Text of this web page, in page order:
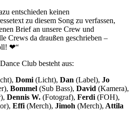
entschieden keinen
zu diesem Song zu verfassen,
Brief an unsere Crew und
Crews da draußen geschrieben –
❤“
Club besteht aus:
Domi (Licht), Dan (Label), Jo
Bommel (Sub Bass), David (Kamera),
Dennis W. (Fotograf), Ferdi (FOH),
Effi (Merch), Jimoh (Merch), Attila